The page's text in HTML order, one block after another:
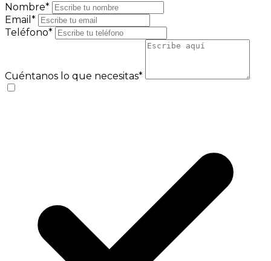
Nombre*
Email*
Teléfono*
Cuéntanos lo que necesitas*